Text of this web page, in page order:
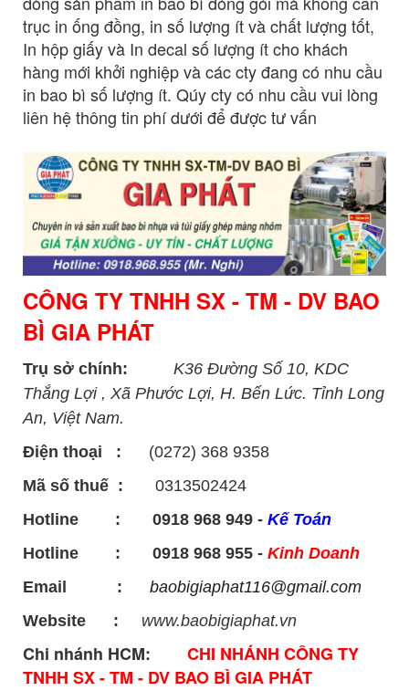
trục in ống đồng, in số lượng ít và chất lượng tốt,
In hộp giấy và In decal số lượng ít cho khách
hàng mới khởi nghiệp và các cty đang có nhu cầu
in bao bì số lượng ít. Qúy cty có nhu cầu vui lòng
liên hệ thông tin phí dưới để được tư vấn
CÔNG TY TNHH SX - TM - DV BAO
BÌ GIA PHÁT
Trụ sở chính:
K36 Đường Số 10, KDC
Thắng Lợi , Xã Phước Lợi, H. Bến Lức. Tỉnh Long
An, Việt Nam.
Điện thoại : (0272) 368 9358
Mã số thuế : 0313502424
Hotline : 0918 968 949 - Kế Toán
Hotline : 0918 968 955 - Kinh Doanh
Email :
baobigiaphat116@gmail.com
Website : www.baobigiaphat.vn
Chi nhánh HCM: CHI NHÁNH CÔNG TY
TNHH SX - TM - DV BAO BÌ GIA PHÁT